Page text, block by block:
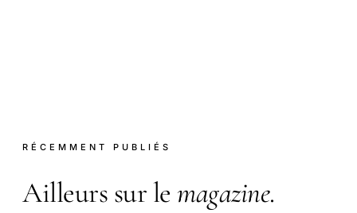
RÉCEMMENT PUBLIÉS
Ailleurs sur le magazine.